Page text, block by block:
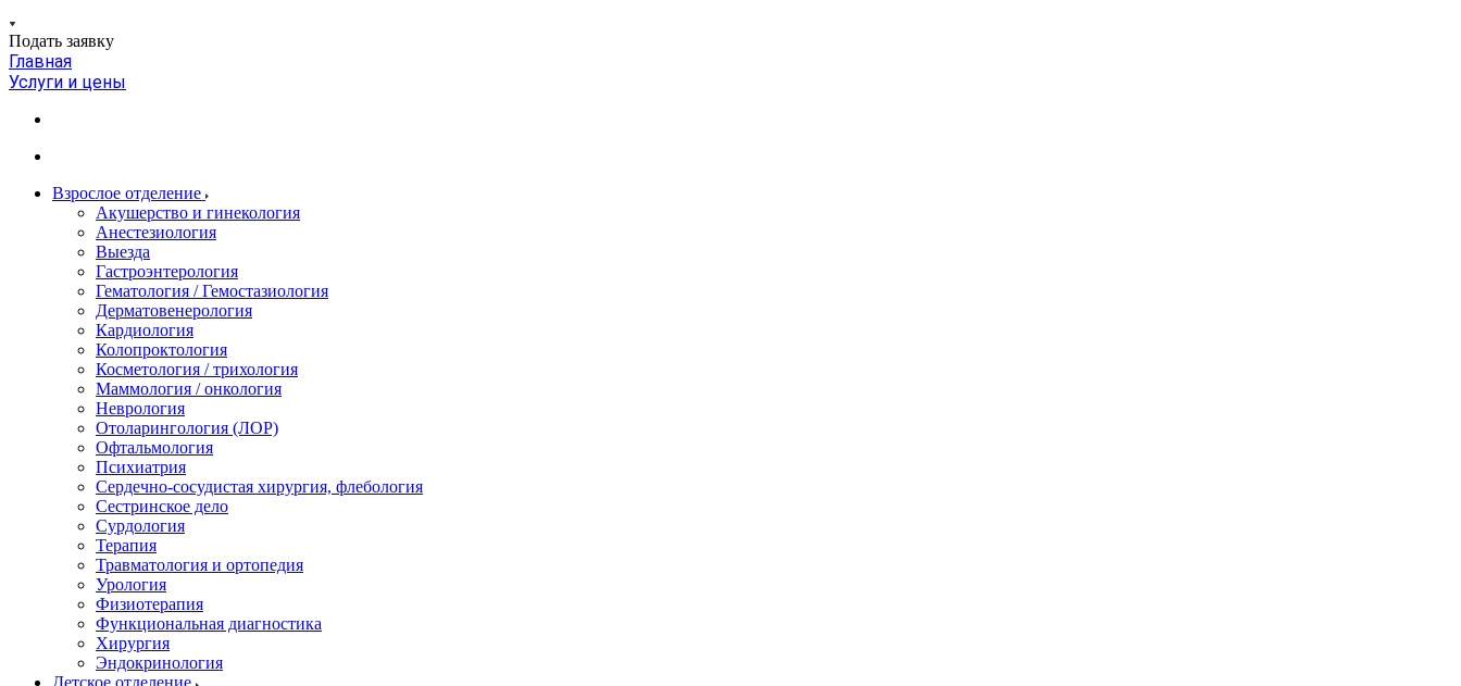
Подать заявку
Главная
Услуги и цены
Взрослое отделение
Акушерство и гинекология
Анестезиология
Выезда
Гастроэнтерология
Гематология / Гемостазиология
Дерматовенерология
Кардиология
Колопроктология
Косметология / трихология
Маммология / онкология
Неврология
Отоларингология (ЛОР)
Офтальмология
Психиатрия
Сердечно-сосудистая хирургия, флебология
Сестринское дело
Сурдология
Терапия
Травматология и ортопедия
Урология
Физиотерапия
Функциональная диагностика
Хирургия
Эндокринология
Детское отделение